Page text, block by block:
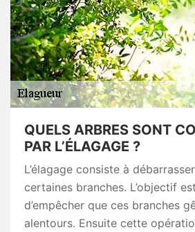
QUELS ARBRES SONT
PAR L’ÉLAGAGE ?
L’élagage consiste à
certaines branches. L’objectif
d’empêcher que ces branches
alentours. Ensuite cette